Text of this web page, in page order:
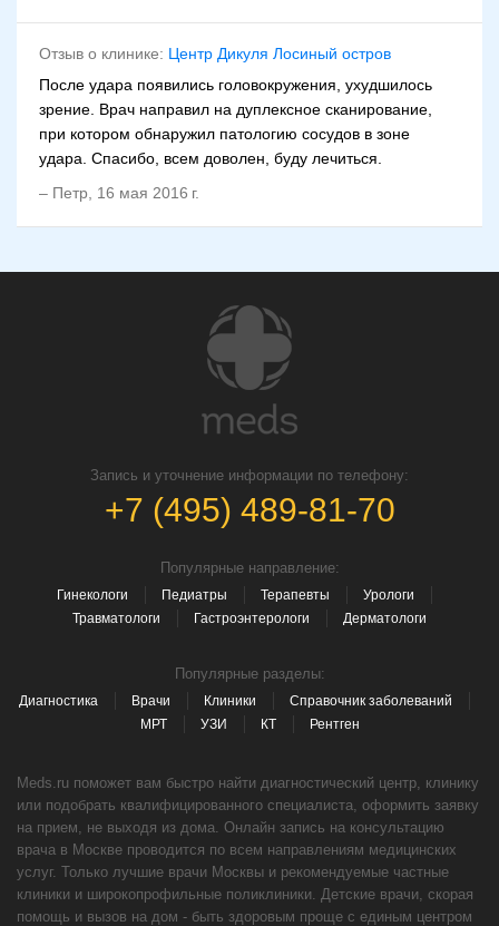
Отзыв о клинике: Центр Дикуля Лосиный остров
После удара появились головокружения, ухудшилось
зрение. Врач направил на дуплексное сканирование,
при котором обнаружил патологию сосудов в зоне
удара. Спасибо, всем доволен, буду лечиться.
– Петр 16 мая 2016 г.
Запись и уточнение информации по телефону:
+7 (495) 489-81-70
Популярные направление:
Гинекологи Педиатры Терапевты
Урологи
Травматологи
Гастроэнтерологи Дерматологи
Популярные разделы:
Диагностика Врачи Клиники
Справочник заболеваний
МРТ
УЗИ КТ Рентген
Meds.ru поможет вам быстро найти диагностический центр, клинику
или подобрать квалифицированного специалиста, оформить заявку
на прием, не выходя из дома. Онлайн запись на консультацию
врача в Москве проводится по всем направлениям медицинских
услуг. Только лучшие врачи Москвы и рекомендуемые частные
клиники и широкопрофильные поликлиники. Детские врачи, скорая
помощь и вызов на дом - быть здоровым проще с единым центром